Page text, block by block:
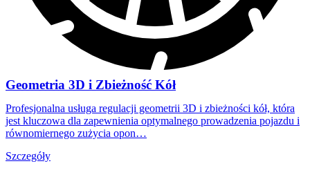
Geometria 3D i Zbieżność Kół
Profesjonalna usługa regulacji geometrii 3D i zbieżności kół, która
jest kluczowa dla zapewnienia optymalnego prowadzenia pojazdu i
równomiernego zużycia opon…
Szczegóły